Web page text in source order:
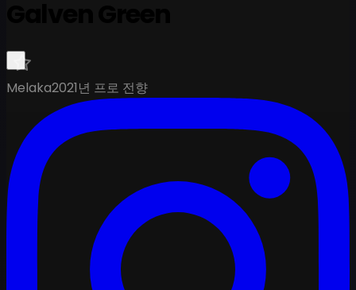
Melaka2021년 프로 전향